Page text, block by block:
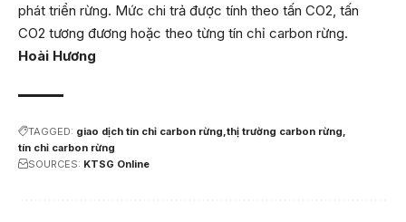
phát triển rừng. Mức chi trả được tính theo tấn CO2, tấn
CO2 tương đương hoặc theo từng tín chỉ carbon rừng.
Hoài Hương
TAGGED: giao dịch tín chỉ carbon rừng thị trường carbon rừng
tín chỉ carbon rừng
SOURCES: KTSG Online